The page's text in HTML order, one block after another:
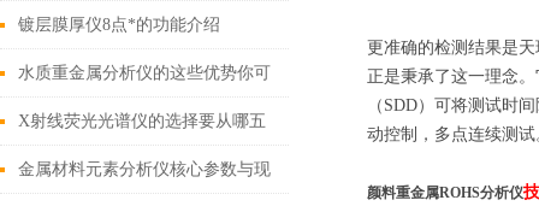
镀层膜厚仪8点*的功能介绍
水质重金属分析仪的这些优势你可
都知道？
X射线荧光光谱仪的选择要从哪五
点入
金属材料元素分析仪核心参数与现
更准确的检测结果是
正是秉承了这一理念
（SDD）可将测试时
动控制，多点连续测
颜料重金属ROHS分析仪